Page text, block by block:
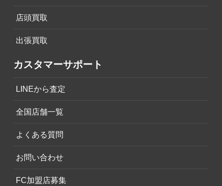
店頭買取
出張買取
カスタマーサポート
LINEから査定
全国店舗一覧
よくある質問
お問い合わせ
FC加盟店募集